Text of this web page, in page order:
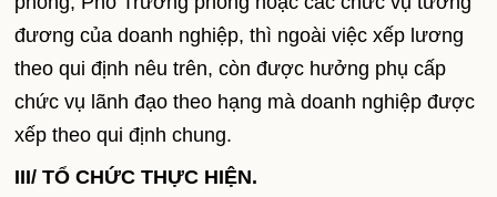
đương của doanh nghiệp, thì ngoài việc xếp lương
theo qui định nêu trên, còn được hưởng phụ cấp
chức vụ lãnh đạo theo hạng mà doanh nghiệp được
xếp theo qui định chung.
III/ TỔ CHỨC THỰC HIỆN.